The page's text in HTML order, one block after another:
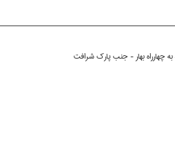
چهارراه بهار - جنب پارك شرافت